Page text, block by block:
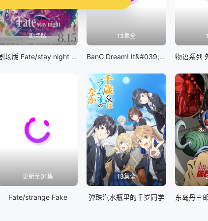
剧场版
剧场版 Fate/stay night [Heaven&#039;s Feel] III.spring song
13集全
BanG Dream! It&#039;s MyGO!!!!!
更新至01集
Fate/strange Fake
13集全
弹珠汽水瓶里的千岁同学